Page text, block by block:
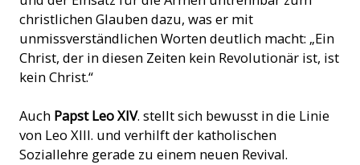
christlichen Glauben dazu, was er mit
unmissverständlichen Worten deutlich macht: „Ein
Christ, der in diesen Zeiten kein Revolutionär ist, ist
kein Christ.“
Auch Papst Leo XIV. stellt sich bewusst in die Linie
von Leo XIII. und verhilft der katholischen
Soziallehre gerade zu einem neuen Revival.